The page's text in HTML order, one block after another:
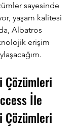
sayesinde
yaşam kalitesi
Albatros
erişim
Çözümleri
İle
Çözümleri